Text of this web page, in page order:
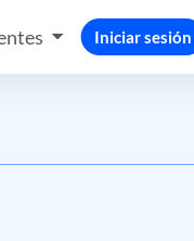
Iniciar sesión